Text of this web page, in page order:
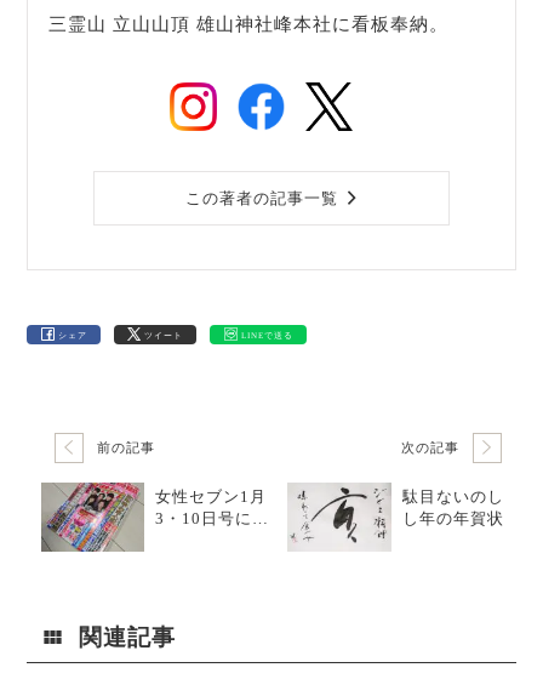
三霊山 立山山頂 雄山神社峰本社に看板奉納。
この著者の記事一覧
シェア ツイート LINEで送る
前の記事
女性セブン1月
3・10日号に広
次の記事
駄目ないのし
し年の年賀状
関連記事